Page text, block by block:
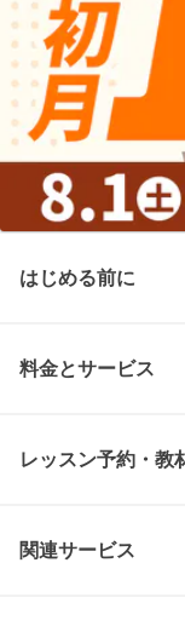
はじめる前に
料金とサービス
レッスン予約・教
関連サービス